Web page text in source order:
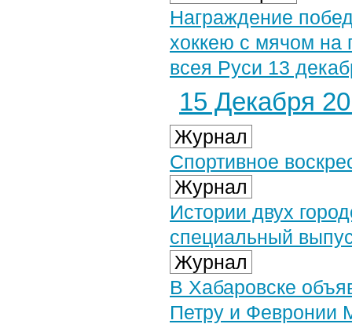
Награждение
хоккею с мячом на
всея Руси 13
15 Декабря
Журнал
Спортивное
Журнал
Истории двух
специальный
Журнал
В Хабаровске
Петру и Февронии